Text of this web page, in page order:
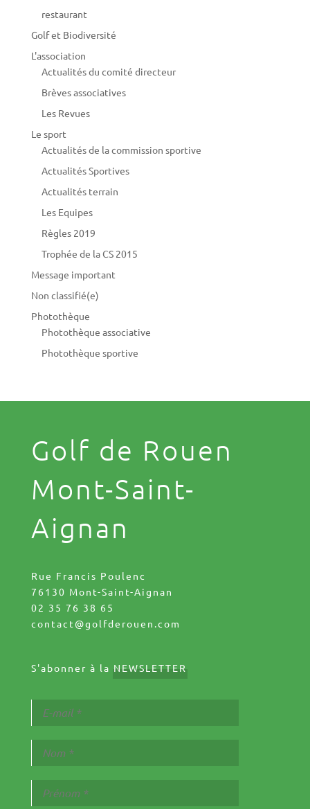
restaurant
Golf et Biodiversité
L'association
Actualités du comité directeur
Brèves associatives
Les Revues
Le sport
Actualités de la commission sportive
Actualités Sportives
Actualités terrain
Les Equipes
Règles 2019
Trophée de la CS 2015
Message important
Non classifié(e)
Photothèque
Photothèque associative
Photothèque sportive
Golf de Rouen
Mont-Saint-
Aignan
Rue Francis Poulenc
76130 Mont-Saint-Aignan
02 35 76 38 65
contact@golfderouen.com
S'abonner à la NEWSLETTER